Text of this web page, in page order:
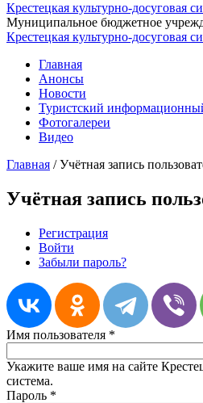
Крестецкая культурно-досуговая
Муниципальное бюджетное
Крестецкая культурно-досуговая
Главная
Анонсы
Новости
Туристский
Фотогалереи
Видео
Главная /Учётная запись
Учётная запись
Главные вкладки
Регистрация
Войти
Забыли пароль?
Имя пользователя *
Укажите ваше имя на сайте
система.
Пароль *